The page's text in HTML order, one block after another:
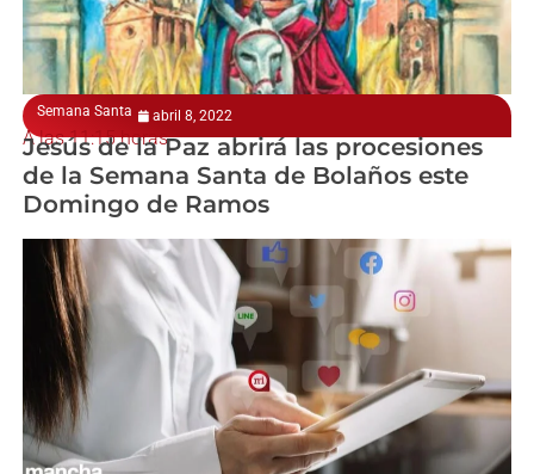
Semana Santa abril 8, 2022
A las 11:15 horas
Jesús de la Paz abrirá las procesiones
de la Semana Santa de Bolaños este
Domingo de Ramos